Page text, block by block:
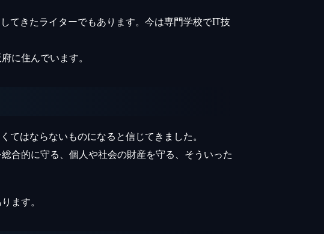
てきたライターでもあります。今は専門学校でIT技
に住んでいます。
はならないものになると信じてきました。
合的に守る、個人や社会の財産を守る、そういった
ます。